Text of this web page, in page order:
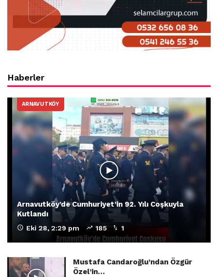
Haberler
ARNAVUTKÖY
Arnavutköy’de Cumhuriyet’in 92. Yılı Coşkuyla
Kutlandı
Eki 28, 2:29 pm 185 1
Mustafa Candaroğlu’ndan Özgür
Özel’in…